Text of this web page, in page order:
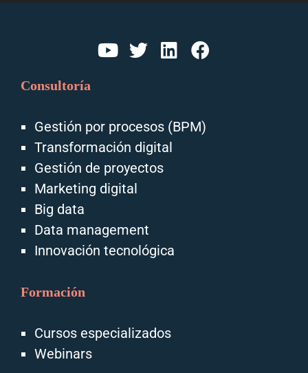
Consultoría
Gestión por procesos (BPM)
Transformación digital
Gestión de proyectos
Marketing digital
Big data
Data management
Innovación tecnológica
Formación
Cursos especializados
Webinars